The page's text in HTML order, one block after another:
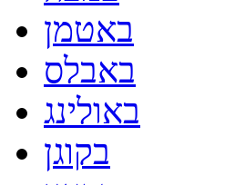
באטמן
באבלס
באולינג
בקוגן